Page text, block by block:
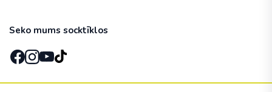
Seko mums socktīklos